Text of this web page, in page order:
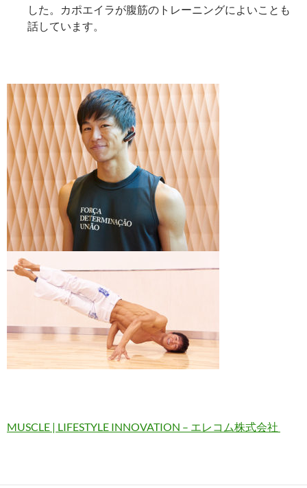
した。カポエイラが腹筋のトレーニングによいことも
話しています。
MUSCLE | LIFESTYLE INNOVATION – エレコム株式会社